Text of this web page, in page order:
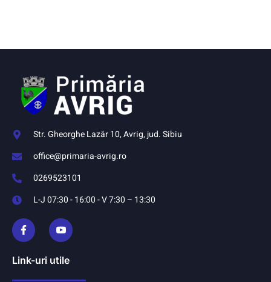
Str. Gheorghe Lazăr 10, Avrig, jud. Sibiu
office@primaria-avrig.ro
0269523101
L-J 07:30 - 16:00 - V 7:30 – 13:30
Link-uri utile